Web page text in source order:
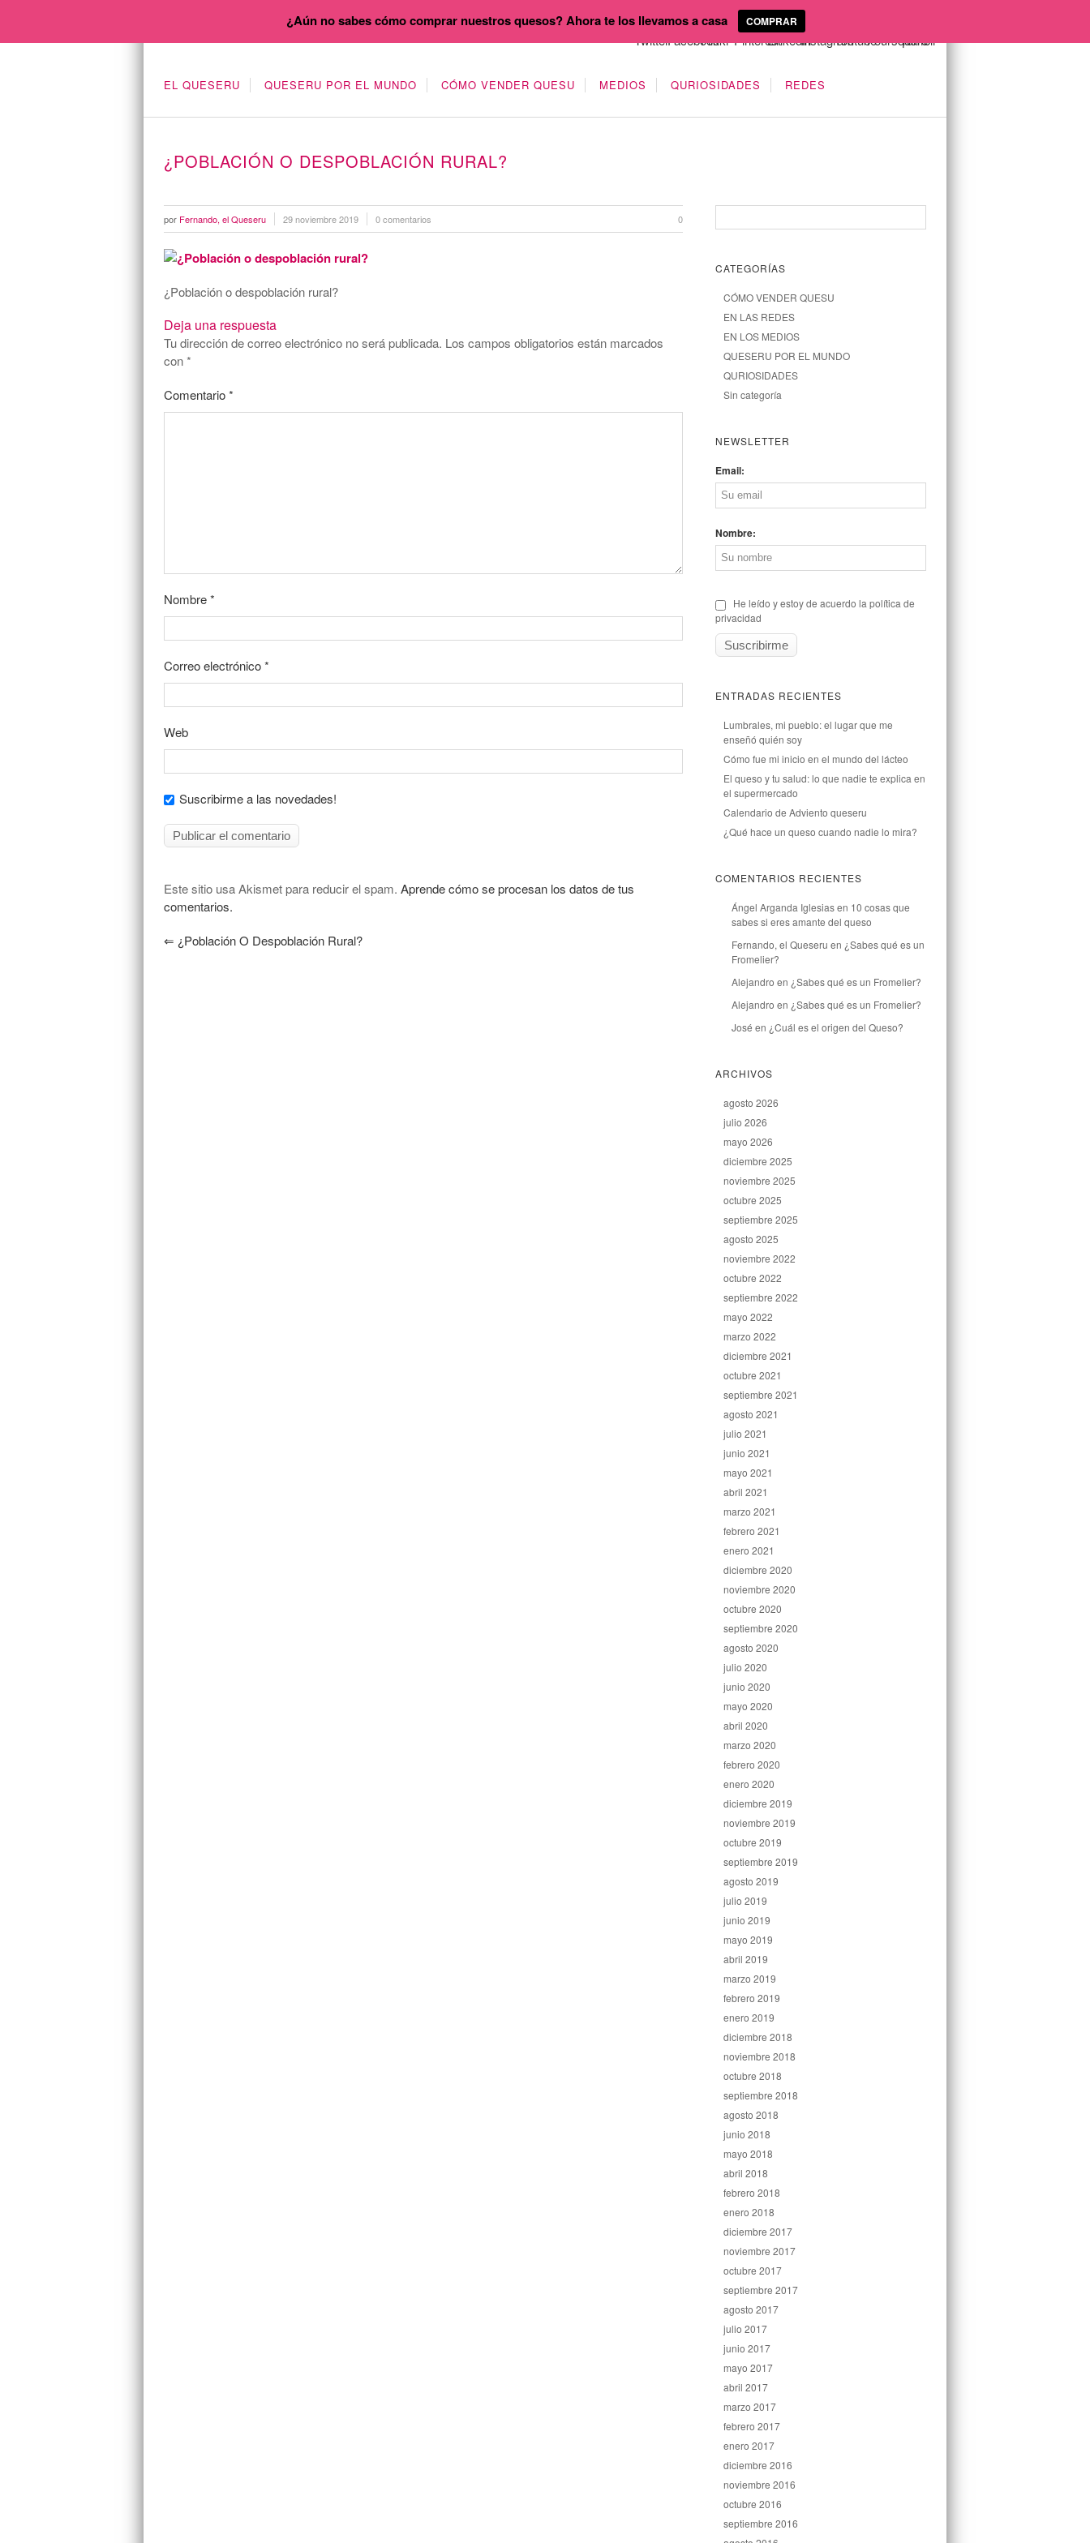
EL QUESERU QUESERU POR EL MUNDO CÓMO VENDER QUESU MEDIOS QURIOSIDADES REDES
¿POBLACIÓN O DESPOBLACIÓN RURAL?
por Fernando, el Queseru 29 noviembre 2019 0 comentarios 0
¿Población o despoblación rural?
Deja una respuesta
Tu dirección de correo electrónico no será publicada. Los campos obligatorios están marcados
con*
Comentario*
Nombre*
Correo electrónico*
Web
Suscribirme a las novedades!
Este sitio usa Akismet para reducir el spam. Aprende cómo se procesan los datos de tus
comentarios.
⇐ ¿Población O Despoblación Rural?
CATEGORÍAS
CÓMO VENDER QUESU
EN LAS REDES
EN LOS MEDIOS
QUESERU POR EL MUNDO
QURIOSIDADES
Sin categoría
NEWSLETTER
Email:
Nombre:
He leído y estoy de acuerdo la política de
privacidad
ENTRADAS RECIENTES
Lumbrales, mi pueblo: el lugar que me
enseñó quién soy
Cómo fue mi inicio en el mundo del lácteo
El queso y tu salud: lo que nadie te explica en
el supermercado
Calendario de Adviento queseru
¿Qué hace un queso cuando nadie lo mira?
COMENTARIOS RECIENTES
Ángel Arganda Iglesiasen 10 cosas que
sabes si eres amante del queso
Fernando, el Queseru en ¿Sabes qué es un
Fromelier?
Alejandro en ¿Sabes qué es un Fromelier?
Alejandro en ¿Sabes qué es un Fromelier?
José en ¿Cuál es el origen del Queso?
ARCHIVOS
agosto 2026
julio 2026
mayo 2026
diciembre 2025
noviembre 2025
octubre 2025
septiembre 2025
agosto 2025
noviembre 2022
octubre 2022
septiembre 2022
mayo 2022
marzo 2022
diciembre 2021
octubre 2021
septiembre 2021
agosto 2021
julio 2021
junio 2021
mayo 2021
abril 2021
marzo 2021
febrero 2021
enero 2021
diciembre 2020
noviembre 2020
octubre 2020
septiembre 2020
agosto 2020
julio 2020
junio 2020
mayo 2020
abril 2020
marzo 2020
febrero 2020
enero 2020
diciembre 2019
noviembre 2019
octubre 2019
septiembre 2019
agosto 2019
julio 2019
junio 2019
mayo 2019
abril 2019
marzo 2019
febrero 2019
enero 2019
diciembre 2018
noviembre 2018
octubre 2018
septiembre 2018
agosto 2018
junio 2018
mayo 2018
abril 2018
febrero 2018
enero 2018
diciembre 2017
noviembre 2017
octubre 2017
septiembre 2017
agosto 2017
julio 2017
junio 2017
mayo 2017
abril 2017
marzo 2017
febrero 2017
enero 2017
diciembre 2016
noviembre 2016
octubre 2016
septiembre 2016
¿Aún no sabes cómo comprar nuestros quesos? Ahora te los llevamos a casa COMPRAR